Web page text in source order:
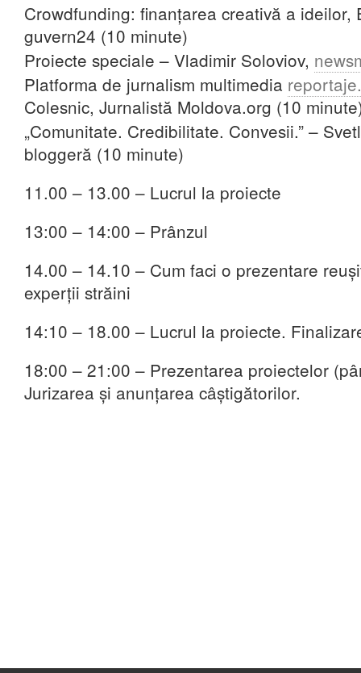
Crowdfunding: finanțarea creativă a ideilor,
guvern24 (10 minute)
Proiecte speciale – Vladimir Soloviov,
Platforma de jurnalism multimedia
Colesnic, Jurnalistă Moldova.org (10
„Comunitate. Credibilitate. Convesii.” –
bloggeră (10 minute)
11.00 – 13.00 – Lucrul la proiecte
13:00 – 14:00 – Prânzul
14.00 – 14.10 – Cum faci o prezentare
experții străini
14:10 – 18.00 – Lucrul la proiecte.
18:00 – 21:00 – Prezentarea proiectelor
Jurizarea și anunțarea câștigătorilor.